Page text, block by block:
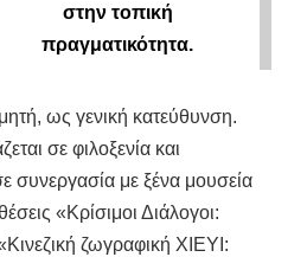
στην τοπική
πραγματικότητα.
ως γενική κατεύθυνση.
σε φιλοξενία και
με ξένα μουσεία
«Κρίσιμοι Διάλογοι:
ζωγραφική ΧΙΕΥΙ: